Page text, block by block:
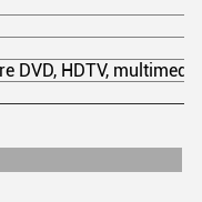
DVD, HDTV,